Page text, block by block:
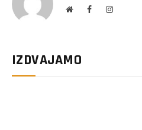
WebsiteFacebookInstagram
IZDVAJAMO